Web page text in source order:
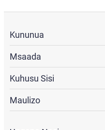
Kununua
Msaada
Kuhusu Sisi
Maulizo